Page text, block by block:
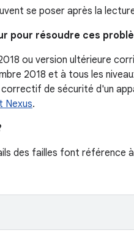
se poser après la
pour résoudre ces
ou version ultérieure
2018 et à tous les
de sécurité d'un
Nexus.
des failles font référence